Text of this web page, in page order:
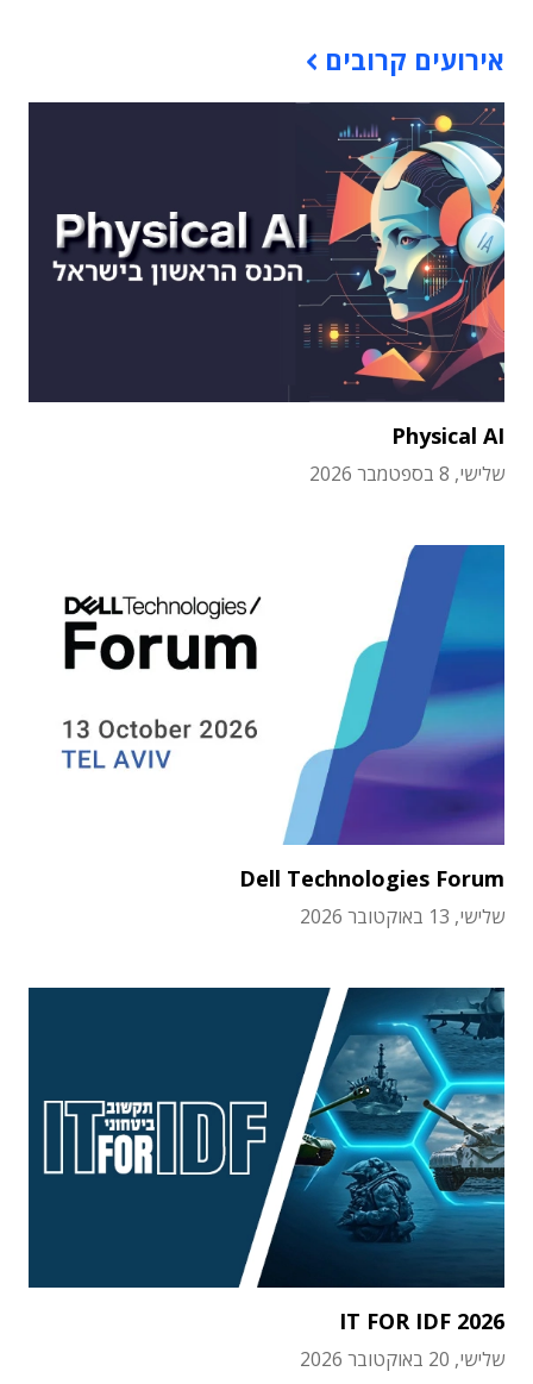
אירועים קרובים
Physical AI
שלישי, 8 בספטמבר 2026
Dell Technologies Forum
שלישי, 13 באוקטובר 2026
IT FOR IDF 2026
שלישי, 20 באוקטובר 2026